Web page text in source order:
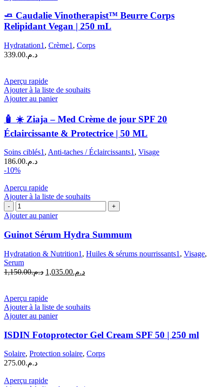
Caudalie
Vinotherapist™
Beurre
Relipidant
Vegan
mL
🧈 Caudalie Vinotherapist™ Beurre Corps
Relipidant Vegan | 250 mL
Hydratation1 , Crème1 , Corps
د.م.339.00
Aperçu rapide
Ajouter à la liste de souhaits
Ajouter au panier
🧴 ☀️ Ziaja – Med Crème de jour SPF 20
Éclaircissante & Protectrice | 50 ML
Soins ciblés1, Anti-taches / Éclaircissants1, Visage
د.م.186.00
-10%
Aperçu rapide
Ajouter à la liste de souhaits
quantité
de
Sérum
Hydra
Summum
Ajouter au panier
Guinot Sérum Hydra Summum
Hydratation & Nutrition1 , Huiles & sérums nourrissants1 , Visage,
Serum
د.م.1,150.00
Le
était :
د.م.1,150.00.
د.م.1,035.00
Le
Aperçu rapide
Ajouter à la liste de souhaits
Ajouter au panier
ISDIN Fotoprotector Gel Cream SPF 50 | 250 ml
Solaire, Protection solaire, Corps
د.م.275.00
Aperçu rapide